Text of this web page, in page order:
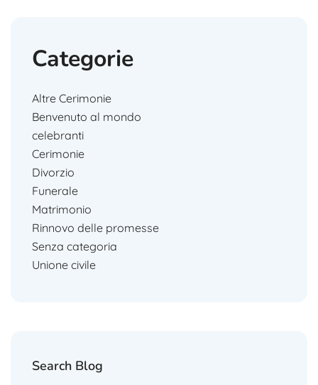
Categorie
Altre Cerimonie
Benvenuto al mondo
celebranti
Cerimonie
Divorzio
Funerale
Matrimonio
Rinnovo delle promesse
Senza categoria
Unione civile
Search Blog